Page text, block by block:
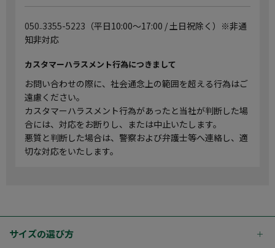
050₋3355-5223 （平日10:00～17:00 / 土日祝除く）※非通
知非対応
カスタマーハラスメント行為につきまして
お問い合わせの際に、社会通念上の範囲を超える行為はご
遠慮ください。
カスタマーハラスメント行為があったと当社が判断した場
合には、対応をお断りし、または中止いたします。
悪質と判断した場合は、警察および弁護士等へ連絡し、適
切な対応をいたします。
サイズの選び方